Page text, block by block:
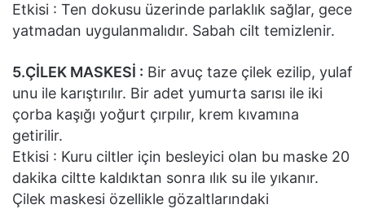
Etkisi : Ten dokusu üzerinde parlaklık sağlar, gece
yatmadan uygulanmalıdır. Sabah cilt temizlenir.
5.ÇİLEK MASKESİ : Bir avuç taze çilek ezilip, yulaf
unu ile karıştırılır. Bir adet yumurta sarısı ile iki
çorba kaşığı yoğurt çırpılır, krem kıvamına
getirilir.
Etkisi : Kuru ciltler için besleyici olan bu maske 20
dakika ciltte kaldıktan sonra ılık su ile yıkanır.
Çilek maskesi özellikle gözaltlarındaki